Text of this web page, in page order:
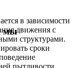
в зависимости
движения с
структурами.
сроки
мы